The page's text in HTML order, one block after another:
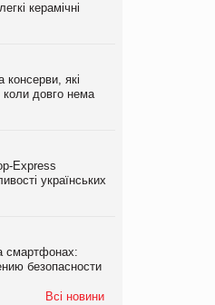
керамічні
консерви, які
коли довго нема
Express
українських
смартфонах:
безопасности
Всі новини